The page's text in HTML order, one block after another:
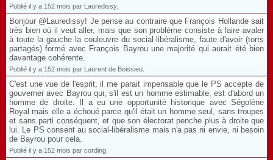
Publié il y a 152 mois par Lauredissy.
Bonjour @Lauredissy! Je pense au contraire que François Hollande sait
très bien où il veut aller, mais que son problème consiste à faire avaler
à toute la gauche la couleuvre du social-libéralisme, faute d'avoir (torts
partagés) formé avec François Bayrou une majorité qui aurait été bien
davantage cohérente.
Publié il y a 152 mois par Laurent de Boissieu.
C'est une vue de l'esprit, il me parait impensable que le PS accepte de
gouverner avec Bayrou qui, s'il est un homme estimable, est d'abord un
homme de droite. Il a eu une opportunité historique avec Ségolène
Royal mais elle a échoué parce qu'il était un homme seul, sans troupes
et sans parti conséquent, et que son électorat penche plus à droite que
lui. Le PS consent au social-libéralisme mais n'a pas ni envie, ni besoin
de Bayrou pour cela.
Publié il y a 152 mois par cording.